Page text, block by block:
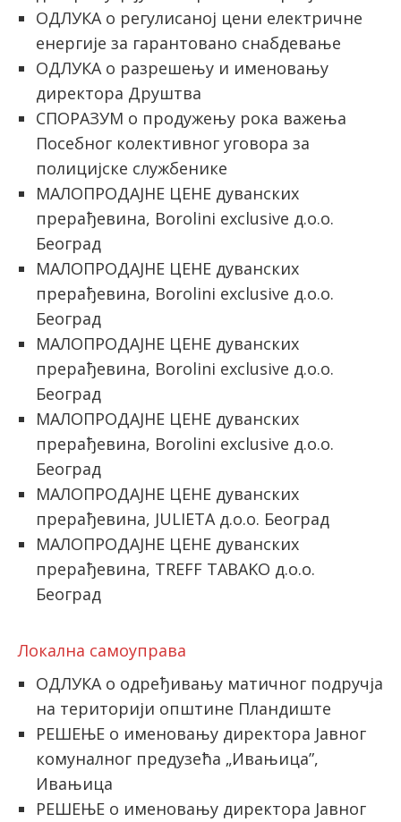
ОДЛУКА о регулисаној цени електричне
енергије за гарантовано снабдевање
ОДЛУКА о разрешењу и именовању
директора Друштва
СПОРАЗУМ о продужењу рока важења
Посебног колективног уговора за
полицијске службенике
МАЛОПРОДАЈНЕ ЦЕНЕ дуванских
прерађевина, Borolini exclusive д.о.о.
Београд
МАЛОПРОДАЈНЕ ЦЕНЕ дуванских
прерађевина, Borolini exclusive д.о.о.
Београд
МАЛОПРОДАЈНЕ ЦЕНЕ дуванских
прерађевина, Borolini exclusive д.о.о.
Београд
МАЛОПРОДАЈНЕ ЦЕНЕ дуванских
прерађевина, Borolini exclusive д.о.о.
Београд
МАЛОПРОДАЈНЕ ЦЕНЕ дуванских
прерађевина, JULIETA д.о.о. Београд
МАЛОПРОДАЈНЕ ЦЕНЕ дуванских
прерађевина, TREFF TABAKO д.о.о.
Београд
Локална самоуправа
ОДЛУКА о одређивању матичног подручја
на територији општине Пландиште
РЕШЕЊЕ о именовању директора Јавног
комуналног предузећа „Ивањица”,
Ивањица
РЕШЕЊЕ о именовању директора Јавног